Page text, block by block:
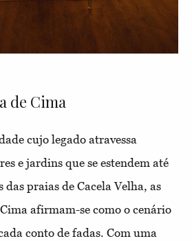
de Cima
cujo legado atravessa
e jardins que se estendem até
das praias de Cacela Velha, as
afirmam-se como o cenário
conto de fadas. Com uma